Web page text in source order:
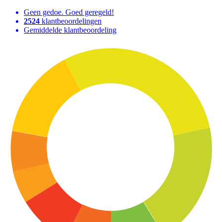
Geen gedoe. Goed geregeld!
2524 klantbeoordelingen
Gemiddelde klantbeoordeling